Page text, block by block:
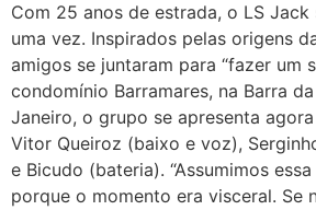
Com 25 anos de estrada, o LS Jack
uma vez. Inspirados pelas origens
amigos se juntaram para “fazer um
condomínio Barramares, na Barra
Janeiro, o grupo se apresenta
Vitor Queiroz (baixo e voz),
e Bicudo (bateria). “Assumimos
porque o momento era visceral. Se